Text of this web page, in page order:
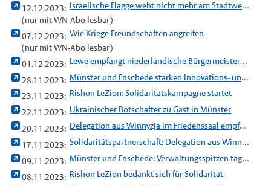
12.12.2023:
Israelische Flagge weht nicht mehr am Stadtweinhaus
(nur mit WN-Abo lesbar)
07.12.2023: Wie Kriege Freundschaften angreifen
(nur mit WN-Abo lesbar)
01.12.2023:
Lewe empfängt niederländische Bürgermeisterinnen und Bürgermeister
28.11.2023:
Münster und Enschede stärken Innovations- und Technologiekooperation
23.11.2023: Rishon LeZion: Solidaritätskampagne startet
22.11.2023: Ukrainischer Botschafter zu Gast in Münster
20.11.2023:
Delegation aus Winnyzja im Friedenssaal empfangen
17.11.2023:
Solidaritätspartnerschaft: Delegation aus Winnyzja in Münster zu Gast
09.11.2023:
Münster und Enschede: Verwaltungsspitzen tagen gemeinsam
08.11.2023: Rishon LeZion bedankt sich für Solidarität